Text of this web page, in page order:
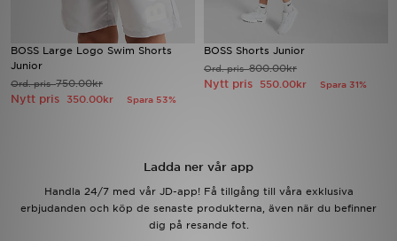
BOSS Large Logo Swim Shorts
Junior
Ord. pris750.00kr
Nytt pris 350.00kr Spara 53%
BOSS Shorts Junior
Ord. pris800.00kr
Nytt pris 550.00kr Spara 31%
Ladda ner vår app
Handla 24/7 med vår JD-app! Få tillgång till våra exklusiva
erbjudanden och köp de senaste produkterna, även när du befinner
dig på resande fot.
Sport
Fotboll